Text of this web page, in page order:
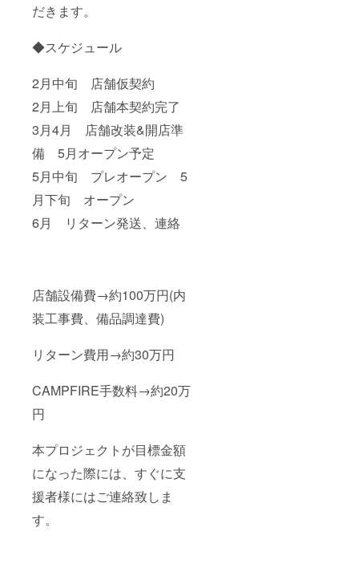
だきます。
◆スケジュール
2月中旬 店舗仮契約
2月上旬 店舗本契約完了
3月4月 店舗改装&開店準
備 5月オープン予定
5月中旬 プレオープン 5
月下旬 オープン
6月 リターン発送、連絡
店舗設備費→約100万円(内
装工事費、備品調達費)
リターン費用→約30万円
CAMPFIRE手数料→約20万
円
本プロジェクトが目標金額
になった際には、すぐに支
援者様にはご連絡致しま
す。